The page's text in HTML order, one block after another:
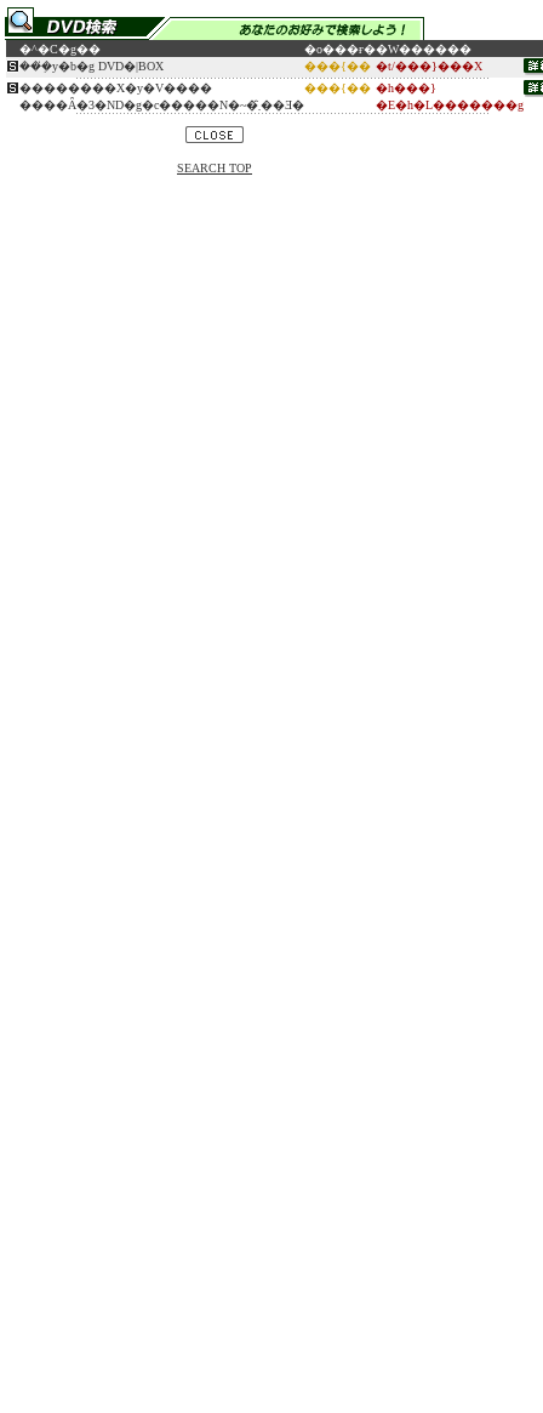
�^�C�g�� �o���ғ��W������
���݂̓y�b�g DVD�|BOX
���{�� �t/���}���X
��������X�y�V����
����Ȃ�3�ND�g�c�����N�~�܂̑��Ǝ�
���{�� �h���}
�E�h�L�������g
SEARCH TOP